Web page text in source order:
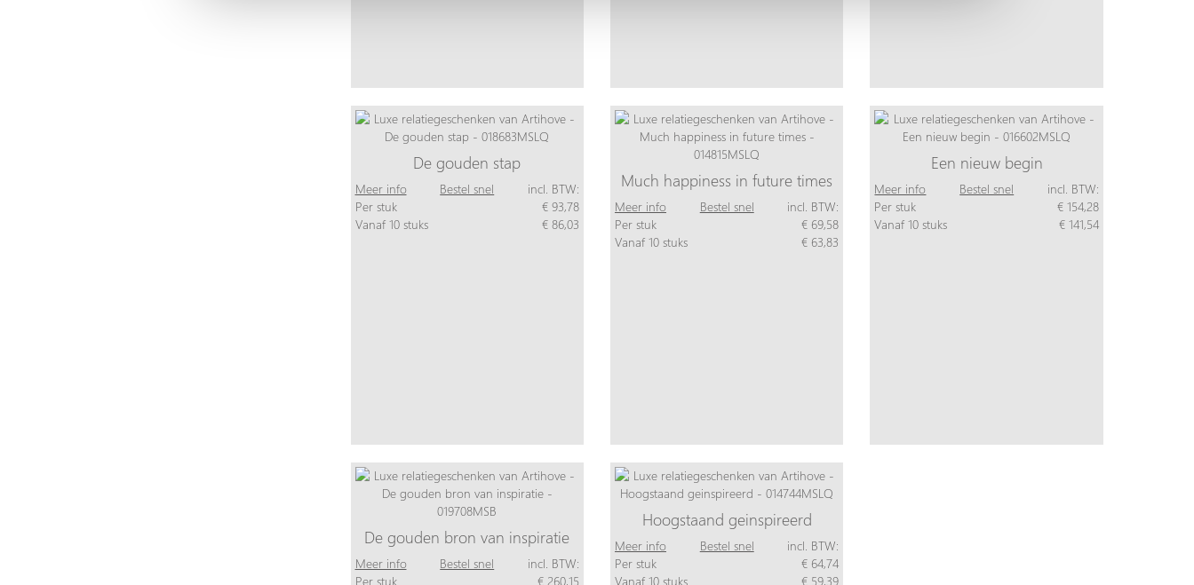
De gouden stap
Meer info Bestel snel
incl. BTW:
Per stuk
€ 93,78
Vanaf 10 stuks
€ 86,03
Much happiness in future times
Meer info Bestel snel
incl. BTW:
Per stuk
€ 69,58
Vanaf 10 stuks
€ 63,83
Een nieuw begin
Meer info Bestel snel
incl. BTW:
Per stuk
€ 154,28
Vanaf 10 stuks
€ 141,54
De gouden bron van inspiratie
Meer info Bestel snel
incl. BTW:
Per stuk
€ 260,15
Hoogstaand geinspireerd
Meer info Bestel snel
incl. BTW:
Per stuk
€ 64,74
Vanaf 10 stuks
€ 59,39